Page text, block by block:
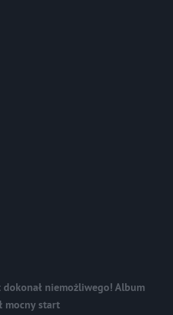
dokonał niemożliwego! Album
mocny start